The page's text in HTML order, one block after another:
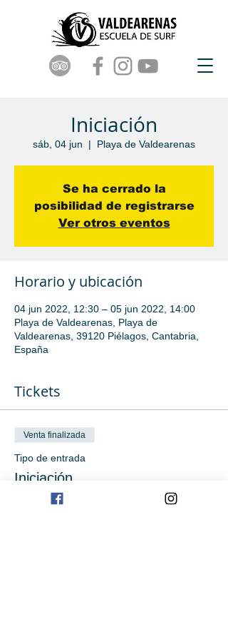
Iniciación
sáb, 04 jun
  |
Playa de Valdearenas
Se ha cerrado la
posibilidad de registrarse
Ver otros eventos
Horario y ubicación
04 jun 2022, 12:30 – 05 jun 2022, 14:00
Playa de Valdearenas, Playa de
Valdearenas, 39120 Piélagos, Cantabria,
España
Tickets
Venta finalizada
Tipo de entrada
Iniciación
Leer más